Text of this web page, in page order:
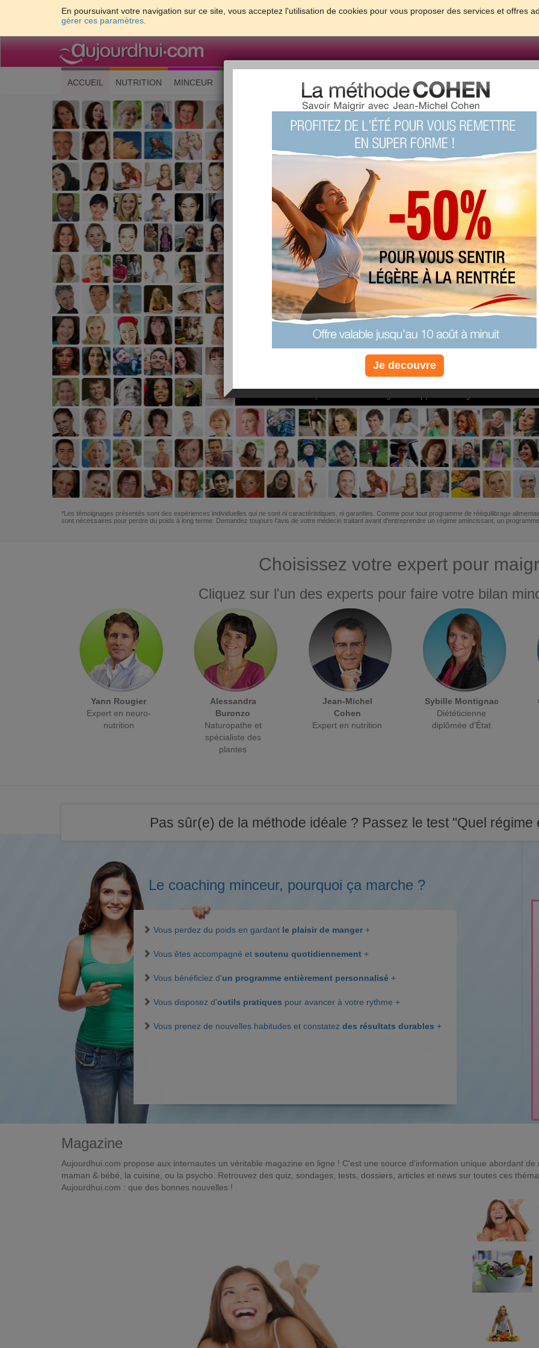
En poursuivant votre navigation sur ce site, vous acceptez l'utilisation de cookies pour vous proposer des services et offres
gérer ces paramètres.
ACCUEIL (current)
NUTRITION MINCEUR FORME & SANTE PSYCHO & TESTS GROSSESSE & BEBE
Les meilleures solutions pour maigrir et être bien dans sa
PLUS
EFFICACE
PLUS
SANTÉ
PLUS
Non, je préfère le régime gratuit
*Les témoignages présentés sont des expériences individuelles qui ne sont ni caractéristiques, ni garanties. Comme pour tout programme de rééquilibrage
sont nécessaires pour perdre du poids à long terme. Demandez toujours l'avis de votre médecin traitant avant d'entreprendre un régime amincissant, un
Choisissez votre expert pour
Cliquez sur l'un des experts pour faire votre bilan
Yann Rougier
Expert en neuro-
nutrition
Alessandra
Buronzo
Naturopathe et
spécialiste des
plantes
Jean-Michel
Cohen
Expert en nutrition
Sybille Montignac
Diététicienne
diplômée d'État
Pas sûr(e) de la méthode idéale ? Passez le test "Quel régime
Le coaching minceur, pourquoi ça marche ?
Vous perdez du poids en gardant le plaisir de manger +
Vous êtes accompagné et soutenu quotidiennement +
Vous bénéficiez d'un programme entièrement personnalisé +
Vous disposez d'outils pratiques pour avancer à votre rythme +
Vous prenez de nouvelles habitudes et constatez des résultats durables +
Magazine
Aujourdhui.com propose aux internautes un véritable magazine en ligne ! C'est une source d'information unique abordant
maman & bébé, la cuisine, ou la psycho. Retrouvez des quiz, sondages, tests, dossiers, articles et news sur toutes ces
Aujourdhui.com : que des bonnes nouvelles !
Je decouvre